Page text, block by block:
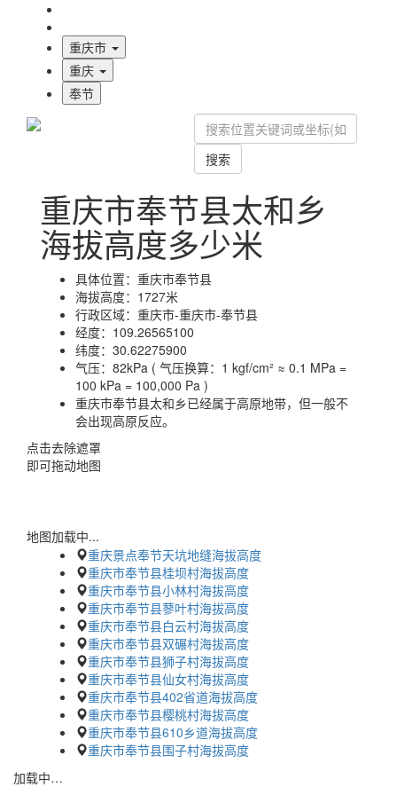
重庆市
重庆
奉节
搜索
重庆市奉节县太和乡
海拔高度多少米
具体位置： 重庆市奉节县
海拔高度： 1727米
行政区域： 重庆市-重庆市-奉节县
经度： 109.26565100
纬度： 30.62275900
气压： 82kPa ( 气压换算：1 kgf/cm² ≈ 0.1 MPa =
100 kPa = 100,000 Pa )
重庆市奉节县太和乡已经属于高原地带，但一般不
会出现高原反应。
点击去除遮罩
即可拖动地图
地图加载中...
重庆景点奉节天坑地缝海拔高度
重庆市奉节县桂坝村海拔高度
重庆市奉节县小林村海拔高度
重庆市奉节县蓼叶村海拔高度
重庆市奉节县白云村海拔高度
重庆市奉节县双碾村海拔高度
重庆市奉节县狮子村海拔高度
重庆市奉节县仙女村海拔高度
重庆市奉节县402省道海拔高度
重庆市奉节县樱桃村海拔高度
重庆市奉节县610乡道海拔高度
重庆市奉节县围子村海拔高度
加载中…